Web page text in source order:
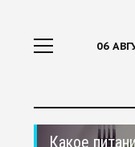
06
Какое